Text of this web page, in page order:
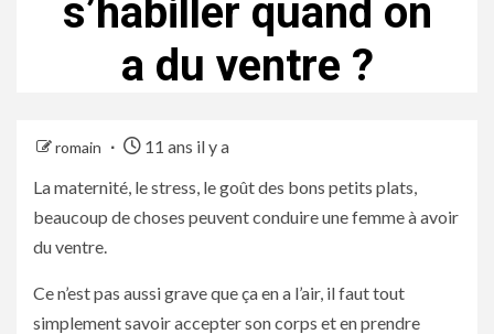
s’habiller quand on
a du ventre ?
romain
11 ans il y a
La maternité, le stress, le goût des bons petits plats,
beaucoup de choses peuvent conduire une femme à avoir
du ventre.
Ce n’est pas aussi grave que ça en a l’air, il faut tout
simplement savoir accepter son corps et en prendre